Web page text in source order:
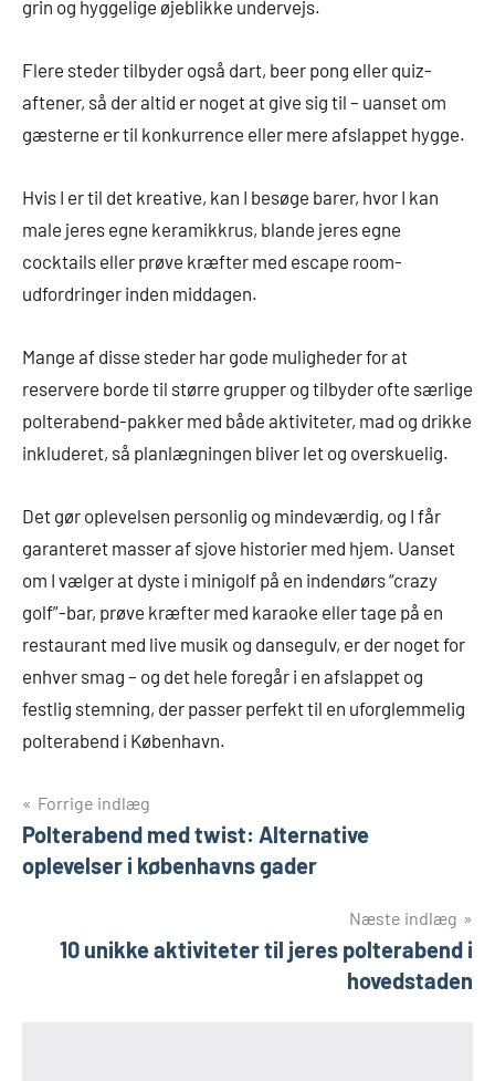
grin og hyggelige øjeblikke undervejs.
Flere steder tilbyder også dart, beer pong eller quiz-
aftener, så der altid er noget at give sig til – uanset om
gæsterne er til konkurrence eller mere afslappet hygge.
Hvis I er til det kreative, kan I besøge barer, hvor I kan
male jeres egne keramikkrus, blande jeres egne
cocktails eller prøve kræfter med escape room-
udfordringer inden middagen.
Mange af disse steder har gode muligheder for at
reservere borde til større grupper og tilbyder ofte særlige
polterabend-pakker med både aktiviteter, mad og drikke
inkluderet, så planlægningen bliver let og overskuelig.
Det gør oplevelsen personlig og mindeværdig, og I får
garanteret masser af sjove historier med hjem. Uanset
om I vælger at dyste i minigolf på en indendørs “crazy
golf”-bar, prøve kræfter med karaoke eller tage på en
restaurant med live musik og dansegulv, er der noget for
enhver smag – og det hele foregår i en afslappet og
festlig stemning, der passer perfekt til en uforglemmelig
polterabend i København.
Indlægsnavigation
Forrige indlæg
Polterabend med twist: Alternative
oplevelser i københavns gader
Næste indlæg
10 unikke aktiviteter til jeres polterabend i
hovedstaden